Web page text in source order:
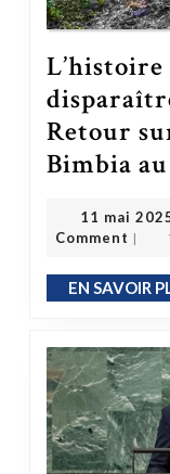
Retour
Bimbia
11 mai
Comment |
EN SAVOIR